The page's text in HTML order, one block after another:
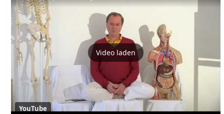
Video laden
YouTube